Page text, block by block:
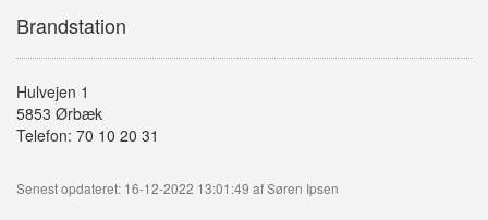
Brandstation
Hulvejen 1
5853 Ørbæk
Telefon: 70 10 20 31
Senest opdateret: 16-12-2022 13:01:49 af Søren Ipsen